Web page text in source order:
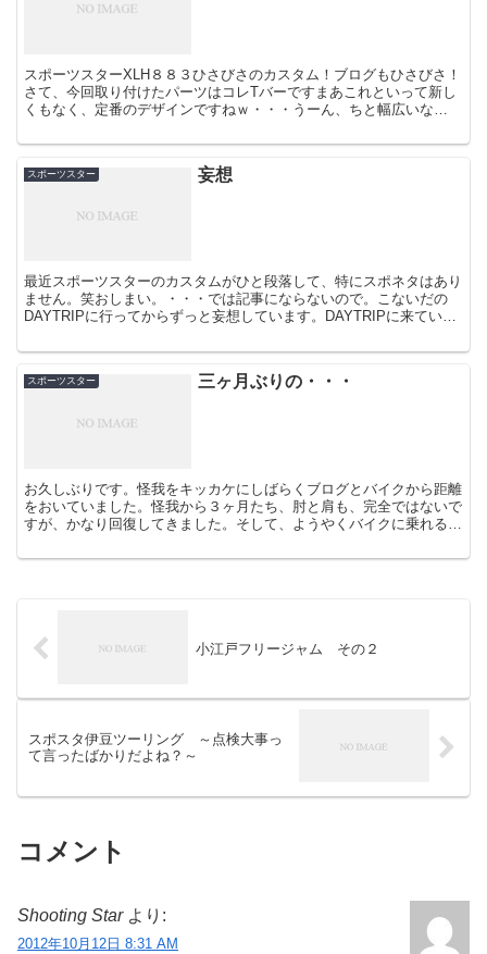
スポーツスターXLH８８３ひさびさのカスタム！ブログもひさびさ！
さて、今回取り付けたパーツはコレTバーですまあこれといって新し
くもなく、定番のデザインですねｗ・・・うーん、ちと幅広いな
スポーツスター 妄想
最近スポーツスターのカスタムがひと段落して、特にスポネタはあり
ません。笑おしまい。・・・では記事にならないので。こないだの
DAYTRIPに行ってからずっと妄想しています。DAYTRIPに来ていた
スポーツスター 三ヶ月ぶりの・・・
お久しぶりです。怪我をキッカケにしばらくブログとバイクから距離
をおいていました。怪我から３ヶ月たち、肘と肩も、完全ではないで
すが、かなり回復してきました。そして、ようやくバイクに乗れるだ
小江戸フリージャム その２
スポスタ伊豆ツーリング ～点検大事っ
て言ったばかりだよね？～
コメント
Shooting Star より:
2012年10月12日 8:31 AM